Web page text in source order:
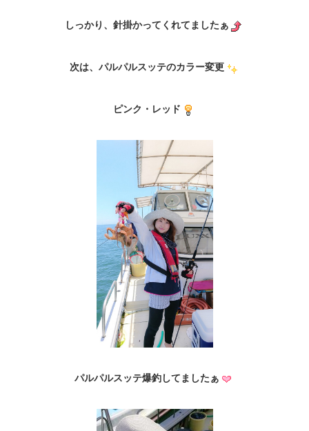
しっかり、針掛かってくれてましたぁ
次は、パルパルスッテのカラー変更
ピンク・レッド
パルパルスッテ爆釣してましたぁ